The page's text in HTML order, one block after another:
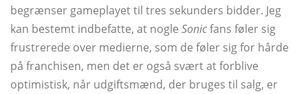
begrænser gameplayet til tres sekunders bidder. Jeg
kan bestemt indbefatte, at nogle Sonicfans føler sig
frustrerede over medierne, som de føler sig for hårde
på franchisen, men det er også svært at forblive
optimistisk, når udgiftsmænd, der bruges til salg, er